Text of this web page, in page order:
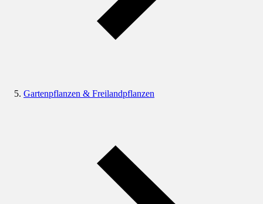
Gartenpflanzen & Freilandpflanzen